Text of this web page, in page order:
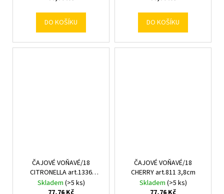
DO KOŠÍKU DO KOŠÍKU
ČAJOVÉ VOŇAVÉ/18
CITRONELLA art.1336
3,8cm
Skladem (>5 ks)
ČAJOVÉ VOŇAVÉ/18
CHERRY art.811 3,8cm
Skladem (>5 ks)